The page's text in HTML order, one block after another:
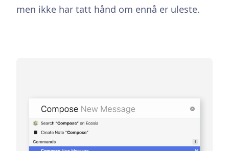
men ikke har tatt hånd om ennå er uleste.